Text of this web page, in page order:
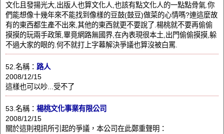
文化且發揚光大,出版人也算文化人,也該有點文化人的一點點骨氣.你
們能想像十幾年來不能找到像樣的豆鼓(鼓豆)做菜的心情嗎?連這麼故
有的東西都生產不出來,其他的東西就更不要說了.楊桃就不要再偷偷
摸摸的玩兩手政策,畢竟網路無國界,在內表現很本土,出門偷偷摸摸,躲
不過大家的眼的.何不就打上字幕解決爭議也算沒被白罵.
52.名稱： 路人
2008/12/15
這樣也可以吵...受不了
53.名稱： 楊桃文化事業有限公司
2008/12/15
關於這則視訊所引起的爭議，本公司在此鄭重聲明：